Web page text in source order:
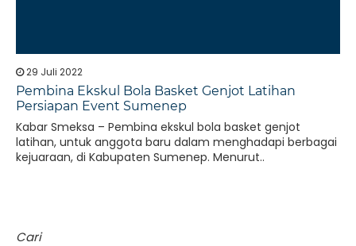
29 Juli 2022
Pembina Ekskul Bola Basket Genjot Latihan
Persiapan Event Sumenep
Kabar Smeksa – Pembina ekskul bola basket genjot
latihan, untuk anggota baru dalam menghadapi berbagai
kejuaraan, di Kabupaten Sumenep. Menurut..
Cari